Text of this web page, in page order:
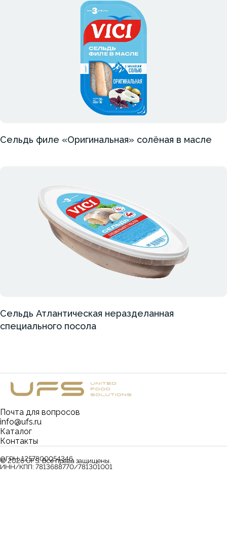
Сельдь филе «Оригинальная» солёная в масле
Сельдь Атлантическая неразделанная
специального посола
Каталог
Контакты
Почта для вопросов
info@ufs.ru
©2026UFS. Все права защищены.
ОГРН:1257800054346
ИНН/КПП: 7813688770/781301001